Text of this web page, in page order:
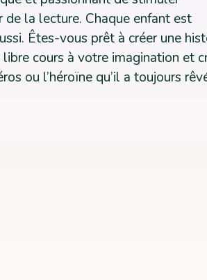
de la lecture. Chaque enfant est
Êtes-vous prêt à créer une
cours à votre imagination et
ou l’héroïne qu’il a toujours